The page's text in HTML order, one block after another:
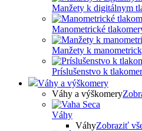
Manžety k digitálnym
Manometrické
Manžety k
Príslušenstvo k
Váhy a výškomery
Váhy a výškomery
Váhy
VáhyZobraziť